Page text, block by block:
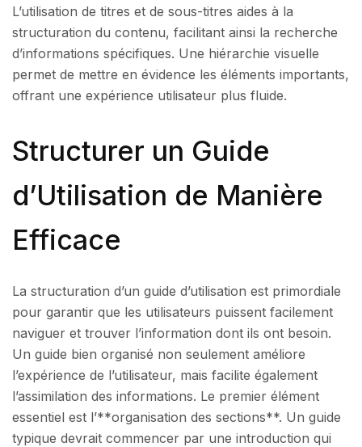
L’utilisation de titres et de sous-titres aides à la
structuration du contenu, facilitant ainsi la recherche
d’informations spécifiques. Une hiérarchie visuelle
permet de mettre en évidence les éléments importants,
offrant une expérience utilisateur plus fluide.
Structurer un Guide
d’Utilisation de Manière
Efficace
La structuration d’un guide d’utilisation est primordiale
pour garantir que les utilisateurs puissent facilement
naviguer et trouver l’information dont ils ont besoin.
Un guide bien organisé non seulement améliore
l’expérience de l’utilisateur, mais facilite également
l’assimilation des informations. Le premier élément
essentiel est l’**organisation des sections**. Un guide
typique devrait commencer par une introduction qui